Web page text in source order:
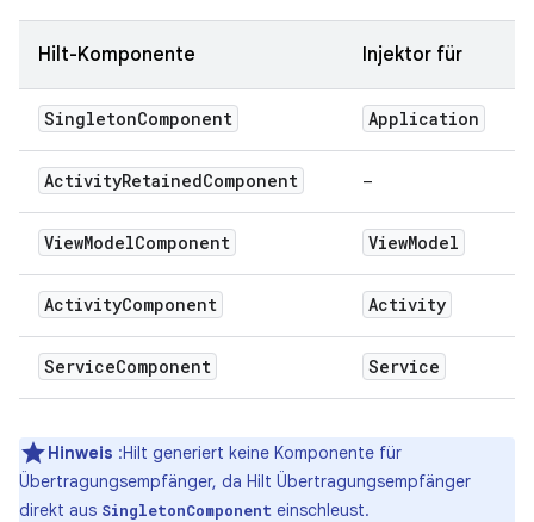
Hilt-Komponente Injektor für
SingletonComponent Application
ActivityRetainedComponent –
ViewModelComponent ViewModel
ActivityComponent Activity
ServiceComponent Service
Hinweis :Hilt generiert keine Komponente für
Übertragungsempfänger, da Hilt Übertragungsempfänger
direkt aus SingletonComponent einschleust.